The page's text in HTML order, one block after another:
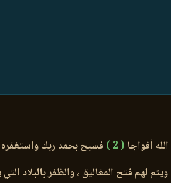
أفواجا ( 2 ) فسبح بحمد ربك واستغفره
لهم فتح المغاليق ، والظفر بالبلاد